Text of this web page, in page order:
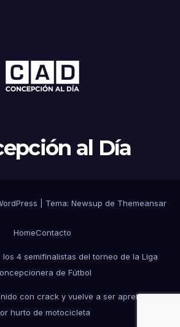
al Día
Tema: Newsup de Themeansar
HomeContacto
los 4 semifinalistas del torneo de la Liga
de Fútbol
con crack y vuelve a ser aprehendido
hurto de motocicleta